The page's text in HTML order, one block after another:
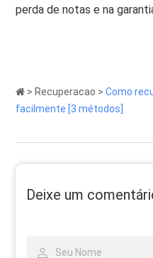
perda de notas e na
> Recuperacao >Como
facilmente [3 métodos]
Deixe um